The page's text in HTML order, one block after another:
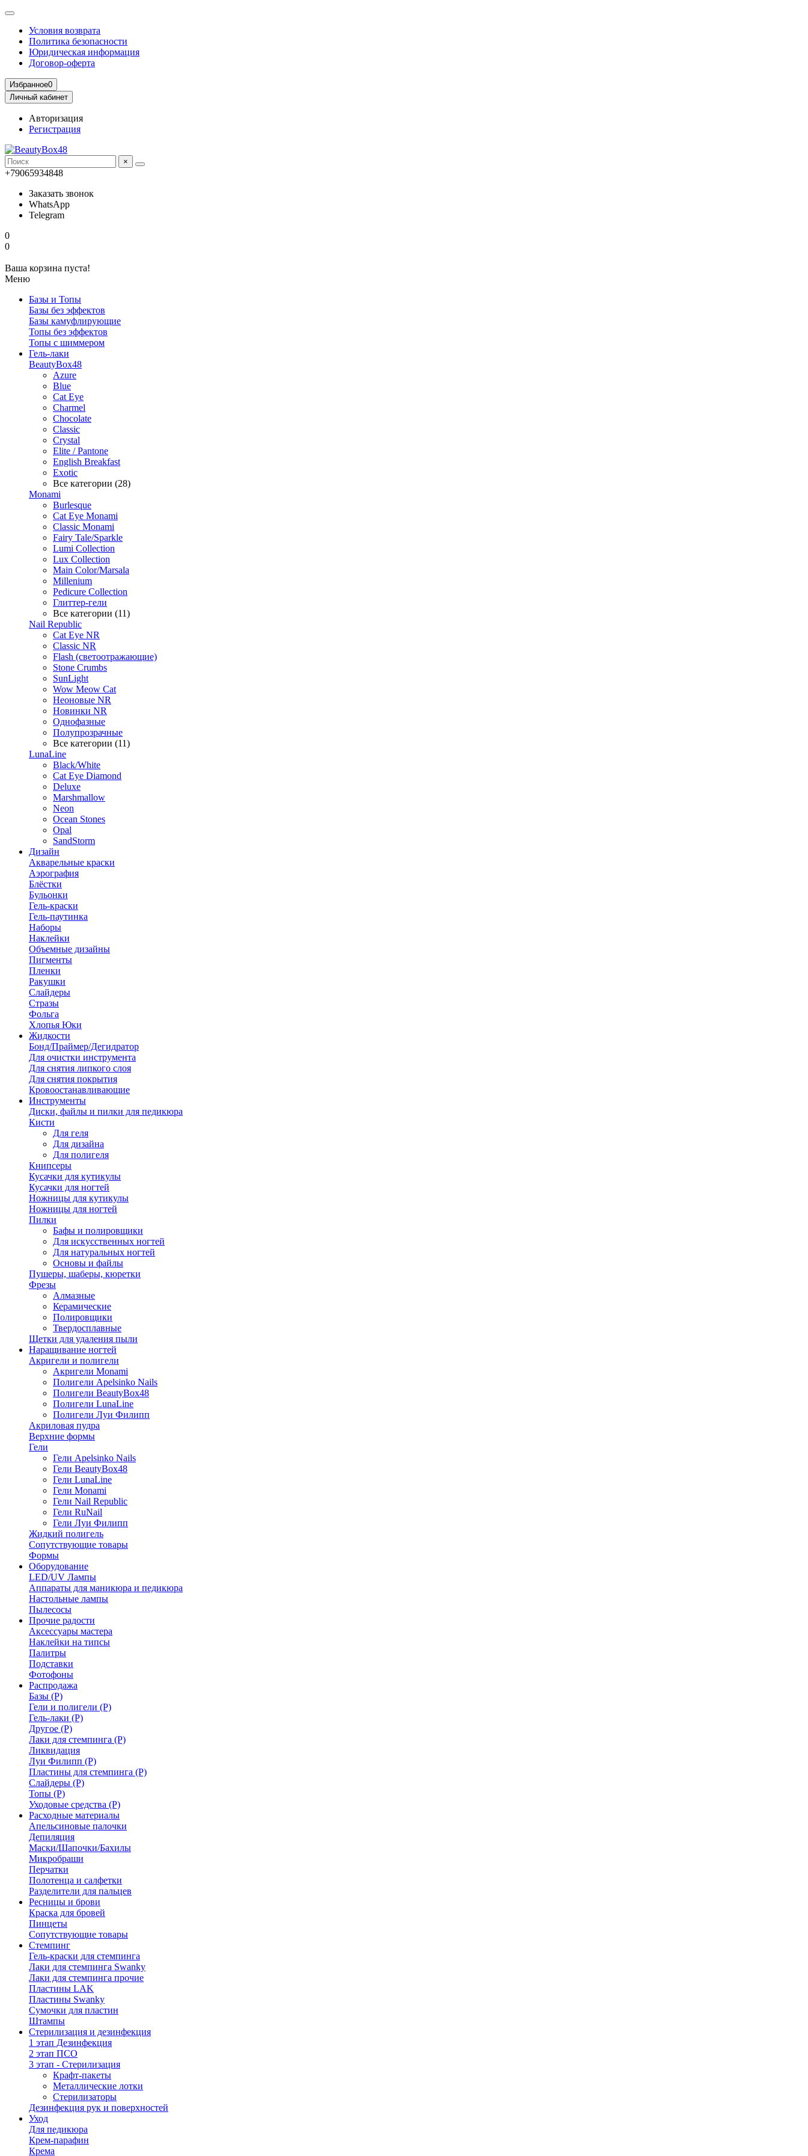
Условия возврата
Политика безопасности
Юридическая информация
Договор-оферта
Избранное0
Личный кабинет
Авторизация
Регистрация
×
+79065934848
Заказать звонок
WhatsApp
Telegram
0
0
Ваша корзина пуста!
Меню
Базы и Топы
Базы без эффектов
Базы камуфлирующие
Топы без эффектов
Топы с шиммером
Гель-лаки
BeautyBox48
Azure
Blue
Cat Eye
Charmel
Chocolate
Classic
Crystal
Elite / Pantone
English Breakfast
Exotic
Все категории (28)
Monami
Burlesque
Cat Eye Monami
Classic Monami
Fairy Tale/Sparkle
Lumi Collection
Lux Collection
Main Color/Marsala
Millenium
Pedicure Collection
Глиттер-гели
Все категории (11)
Nail Republic
Cat Eye NR
Classic NR
Flash (светоотражающие)
Stone Crumbs
SunLight
Wow Meow Cat
Неоновые NR
Новинки NR
Однофазные
Полупрозрачные
Все категории (11)
LunaLine
Black/White
Cat Eye Diamond
Deluxe
Marshmallow
Neon
Ocean Stones
Opal
SandStorm
Дизайн
Акварельные краски
Аэрография
Блёстки
Бульонки
Гель-краски
Гель-паутинка
Наборы
Наклейки
Объемные дизайны
Пигменты
Пленки
Ракушки
Слайдеры
Стразы
Фольга
Хлопья Юки
Жидкости
Бонд/Праймер/Дегидратор
Для очистки инструмента
Для снятия липкого слоя
Для снятия покрытия
Кровоостанавливающие
Инструменты
Диски, файлы и пилки для педикюра
Кисти
Для геля
Для дизайна
Для полигеля
Книпсеры
Кусачки для кутикулы
Кусачки для ногтей
Ножницы для кутикулы
Ножницы для ногтей
Пилки
Бафы и полировщики
Для искусственных ногтей
Для натуральных ногтей
Основы и файлы
Пушеры, шаберы, кюретки
Фрезы
Алмазные
Керамические
Полировщики
Твердосплавные
Щетки для удаления пыли
Наращивание ногтей
Акригели и полигели
Акригели Monami
Полигели Apelsinko Nails
Полигели BeautyBox48
Полигели LunaLine
Полигели Луи Филипп
Акриловая пудра
Верхние формы
Гели
Гели Apelsinko Nails
Гели BeautyBox48
Гели LunaLine
Гели Monami
Гели Nail Republic
Гели RuNail
Гели Луи Филипп
Жидкий полигель
Сопутствующие товары
Формы
Оборудование
LED/UV Лампы
Аппараты для маникюра и педикюра
Настольные лампы
Пылесосы
Прочие радости
Аксессуары мастера
Наклейки на типсы
Палитры
Подставки
Фотофоны
Распродажа
Базы (Р)
Гели и полигели (Р)
Гель-лаки (Р)
Другое (Р)
Лаки для стемпинга (Р)
Ликвидация
Луи Филипп (Р)
Пластины для стемпинга (Р)
Слайдеры (Р)
Топы (Р)
Уходовые средства (Р)
Расходные материалы
Апельсиновые палочки
Депиляция
Маски/Шапочки/Бахилы
Микробраши
Перчатки
Полотенца и салфетки
Разделители для пальцев
Ресницы и брови
Краска для бровей
Пинцеты
Сопутствующие товары
Стемпинг
Гель-краски для стемпинга
Лаки для стемпинга Swanky
Лаки для стемпинга прочие
Пластины LAK
Пластины Swanky
Сумочки для пластин
Штампы
Стерилизация и дезинфекция
1 этап Дезинфекция
2 этап ПСО
3 этап - Стерилизация
Крафт-пакеты
Металлические лотки
Стерилизаторы
Дезинфекция рук и поверхностей
Уход
Для педикюра
Крем-парафин
Крема